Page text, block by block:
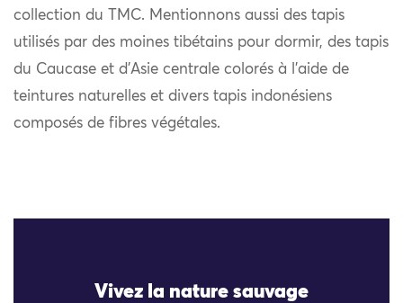
collection du TMC. Mentionnons aussi des tapis
utilisés par des moines tibétains pour dormir, des tapis
du Caucase et d’Asie centrale colorés à l’aide de
teintures naturelles et divers tapis indonésiens
composés de fibres végétales.
Vivez la nature sauvage